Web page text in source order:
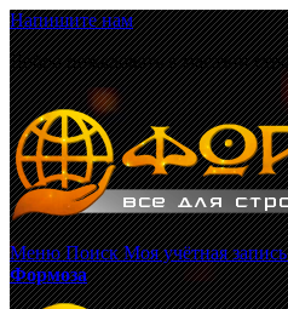
Напишите нам
Добро пожаловать в магазин
Меню Поиск Моя учётная запись
Формоза